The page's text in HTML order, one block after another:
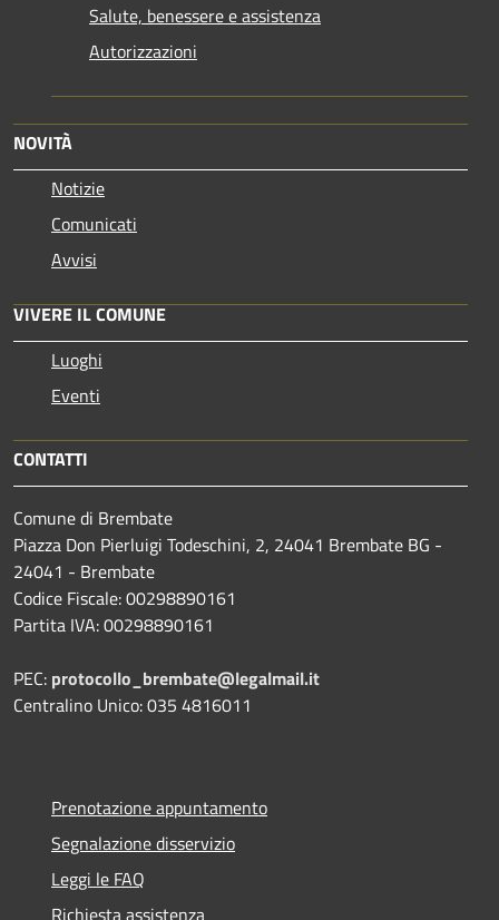
Salute, benessere e assistenza
Autorizzazioni
NOVITÀ
Notizie
Comunicati
Avvisi
VIVERE IL COMUNE
Luoghi
Eventi
CONTATTI
Comune di Brembate
Piazza Don Pierluigi Todeschini, 2, 24041 Brembate BG -
24041 - Brembate
Codice Fiscale: 00298890161
Partita IVA: 00298890161
PEC: protocollo_brembate@legalmail.it
Centralino Unico: 035 4816011
Prenotazione appuntamento
Segnalazione disservizio
Leggi le FAQ
Richiesta assistenza